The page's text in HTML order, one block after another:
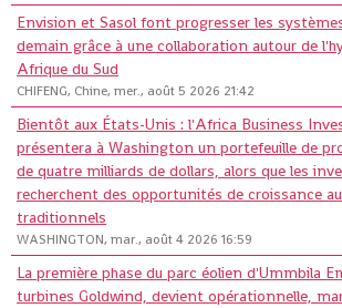
Envision et Sasol font progresser les
demain grâce à une collaboration autour de
Afrique du Sud
CHIFENG, Chine, mer., août 5 2026 21:42
Bientôt aux États-Unis : l'Africa Business
présentera à Washington un portefeuille de
de quatre milliards de dollars, alors que les
recherchent des opportunités de croissance
traditionnels
WASHINGTON, mar., août 4 2026 16:59
La première phase du parc éolien d'Ummbila
turbines Goldwind, devient opérationnelle,